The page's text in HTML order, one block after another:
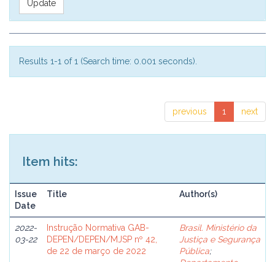
Results 1-1 of 1 (Search time: 0.001 seconds).
previous 1 next
Item hits:
Issue
Date
Title Author(s)
2022-
03-22
Instrução Normativa GAB-
DEPEN/DEPEN/MJSP nº 42,
de 22 de março de 2022
Brasil. Ministério da
Justiça e Segurança
Pública;